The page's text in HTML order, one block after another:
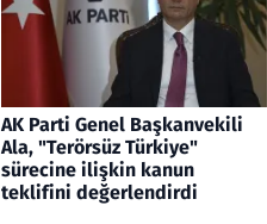
AK Parti Genel Başkanvekili
Ala, "Terörsüz Türkiye"
sürecine ilişkin kanun
teklifini değerlendirdi